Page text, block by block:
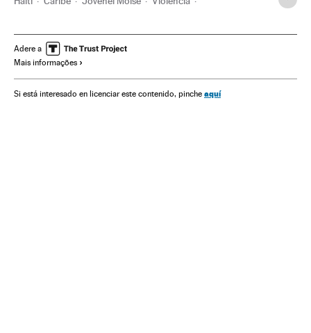
Drogas Narcotráfico América Latina
Adere a
Mais informações
Si está interesado en licenciar este contenido, pinche aquí